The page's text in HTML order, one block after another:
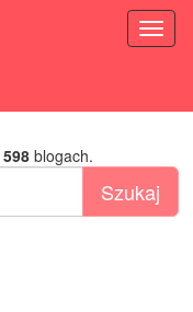
598blogach.